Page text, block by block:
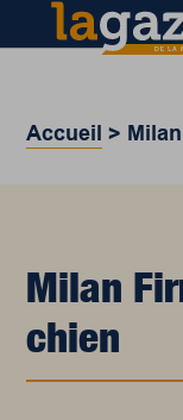
Accueil >
Milan
chien